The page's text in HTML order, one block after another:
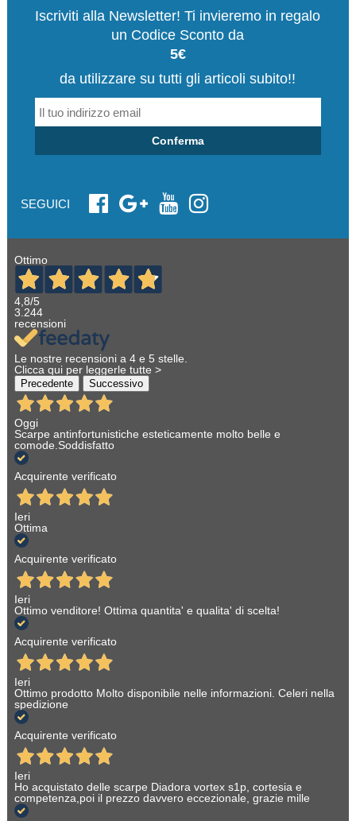
Iscriviti alla Newsletter! Ti invieremo in regalo
un Codice Sconto da
5€
da utilizzare su tutti gli articoli subito!!
Conferma
SEGUICI
Ottimo
4,8/5
3.244
recensioni
Le nostre recensioni a 4 e 5 stelle.
Clicca qui per leggerle tutte >
Precedente Successivo
Oggi
Scarpe antinfortunistiche esteticamente molto belle e
comode.Soddisfatto
Acquirente verificato
Ieri
Ottima
Acquirente verificato
Ieri
Ottimo venditore! Ottima quantita' e qualita' di scelta!
Acquirente verificato
Ieri
Ottimo prodotto Molto disponibile nelle informazioni. Celeri nella
spedizione
Acquirente verificato
Ieri
Ho acquistato delle scarpe Diadora vortex s1p, cortesia e
competenza,poi il prezzo davvero eccezionale, grazie mille